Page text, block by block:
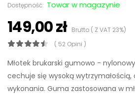
Dostępność: Towar w magazynie
149,00 złBrutto ( Z VAT 23%)
( 52 Opini )
Młotek brukarski gumowo -
cechuje się wysoką
wykonania. Guma zastosowana w